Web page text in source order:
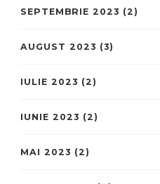
SEPTEMBRIE 2023 (2)
AUGUST 2023 (3)
IULIE 2023 (2)
IUNIE 2023 (2)
MAI 2023 (2)